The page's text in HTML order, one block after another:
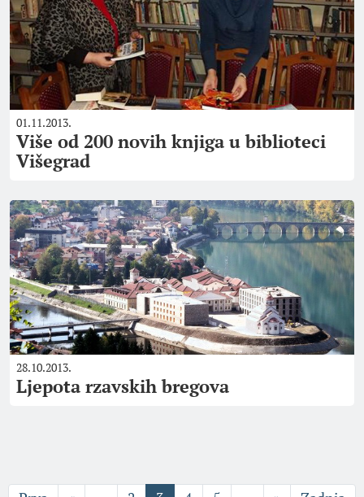
01.11.2013.
Više od 200 novih knjiga u biblioteci
Višegrad
28.10.2013.
Ljepota rzavskih bregova